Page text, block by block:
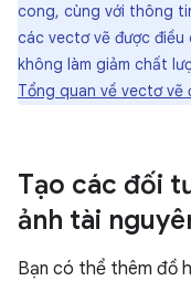
cong, cùng với thông
các vectơ vẽ được điều
không làm giảm chất
Tổng quan về vectơ vẽ
Tạo các đối
ảnh tài
Bạn có thể thêm đồ